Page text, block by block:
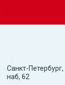
Санкт-
наб, 62